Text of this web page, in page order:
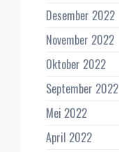
Desember 2022
November 2022
Oktober 2022
September 2022
Mei 2022
April 2022